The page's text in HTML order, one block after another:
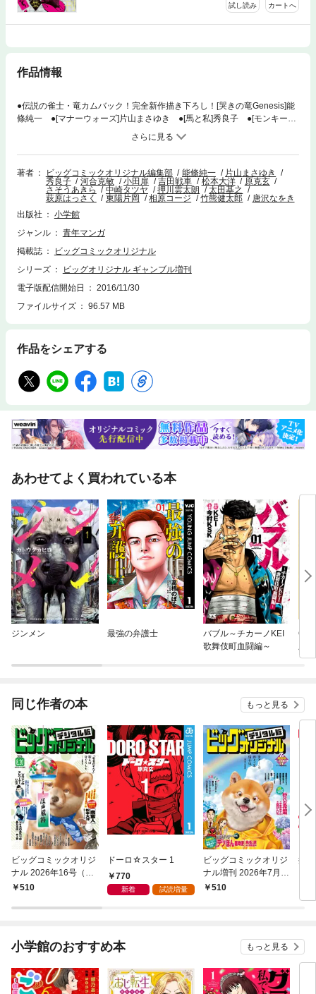
試し読み カートへ
作品情報
●伝説の雀士・竜カムバック！完全新作描き下ろし！[哭きの竜Genesis]能
條純一 ●[マナーウォーズ]片山まさゆき ●[馬と私]秀良子 ●[モンキータ
ーン]河合克敏 ●[勝負街道まっしぐら！！]小田扉 ●[ばくちイヌ]吉田戦
車 ●[夏でポン！]松本大洋 ●[さすらいのギャンブラー 響あたる]原克
玄 ●[フキゲンなアサヒ]さそうあきら ●[じみへん]中崎タツヤ ●[NUTS
―最強の手札―]押川雲太朗 ●[石松っちゃん]太田基之 ●[メタル・マーチ
ング]萩原はっさく ●[三畳手本引きのブルース]東陽片岡 ●[サルでも描け
るまんが教室〈ウケる麻雀漫画の描き方〉]相原コージ＋竹熊健太郎 ●[怪
司×[写真]荒木経惟＆ギャンブル漫画“超名台詞”コラージュ ●スペシャルイ
ンタビュー！[博奕という生き方]福本伸行 亀谷敬正 帚木蓬生 POKKA
吉田 津田岳宏 ●特別コラム[熱烈！ギャンブルマンガ伝]南信長 ※『ビ
ッグコミックオリジナル ギャンブル増刊号』デジタル版には、紙版の付
録、特典等は含まれません。
著者 ビッグコミックオリジナル編集部 能條純一
片山まさゆき
秀良子
河合克敏 小田扉 吉田戦車 松本大洋
原克玄
さそうあきら
中崎タツヤ 押川雲太朗
太田基之
萩原はっさく
東陽片岡 相原コージ 竹熊健太郎
唐沢なをき
出版社
小学館
ジャンル
青年マンガ
掲載誌
ビッグコミックオリジナル
シリーズ
ビッグオリジナル ギャンブル増刊
電子版配信開始日
2016/11/30
ファイルサイズ
96.57 MB
作品をシェアする
あわせてよく買われている本
ジンメン 最強の弁護士
バブル～チカーノKEI
歌舞伎町血闘編～
版
同じ作者の本 もっと見る
ビッグコミックオリジ
ナル 2026年16号（20
26年8月5日発売)
510
ドーロ☆スター 1
770
新着 試読増量
ビッグコミックオリジ
ナル増刊 2026年7月増
刊号（2026年6月12日
510
揃
小学館のおすすめ本 もっと見る